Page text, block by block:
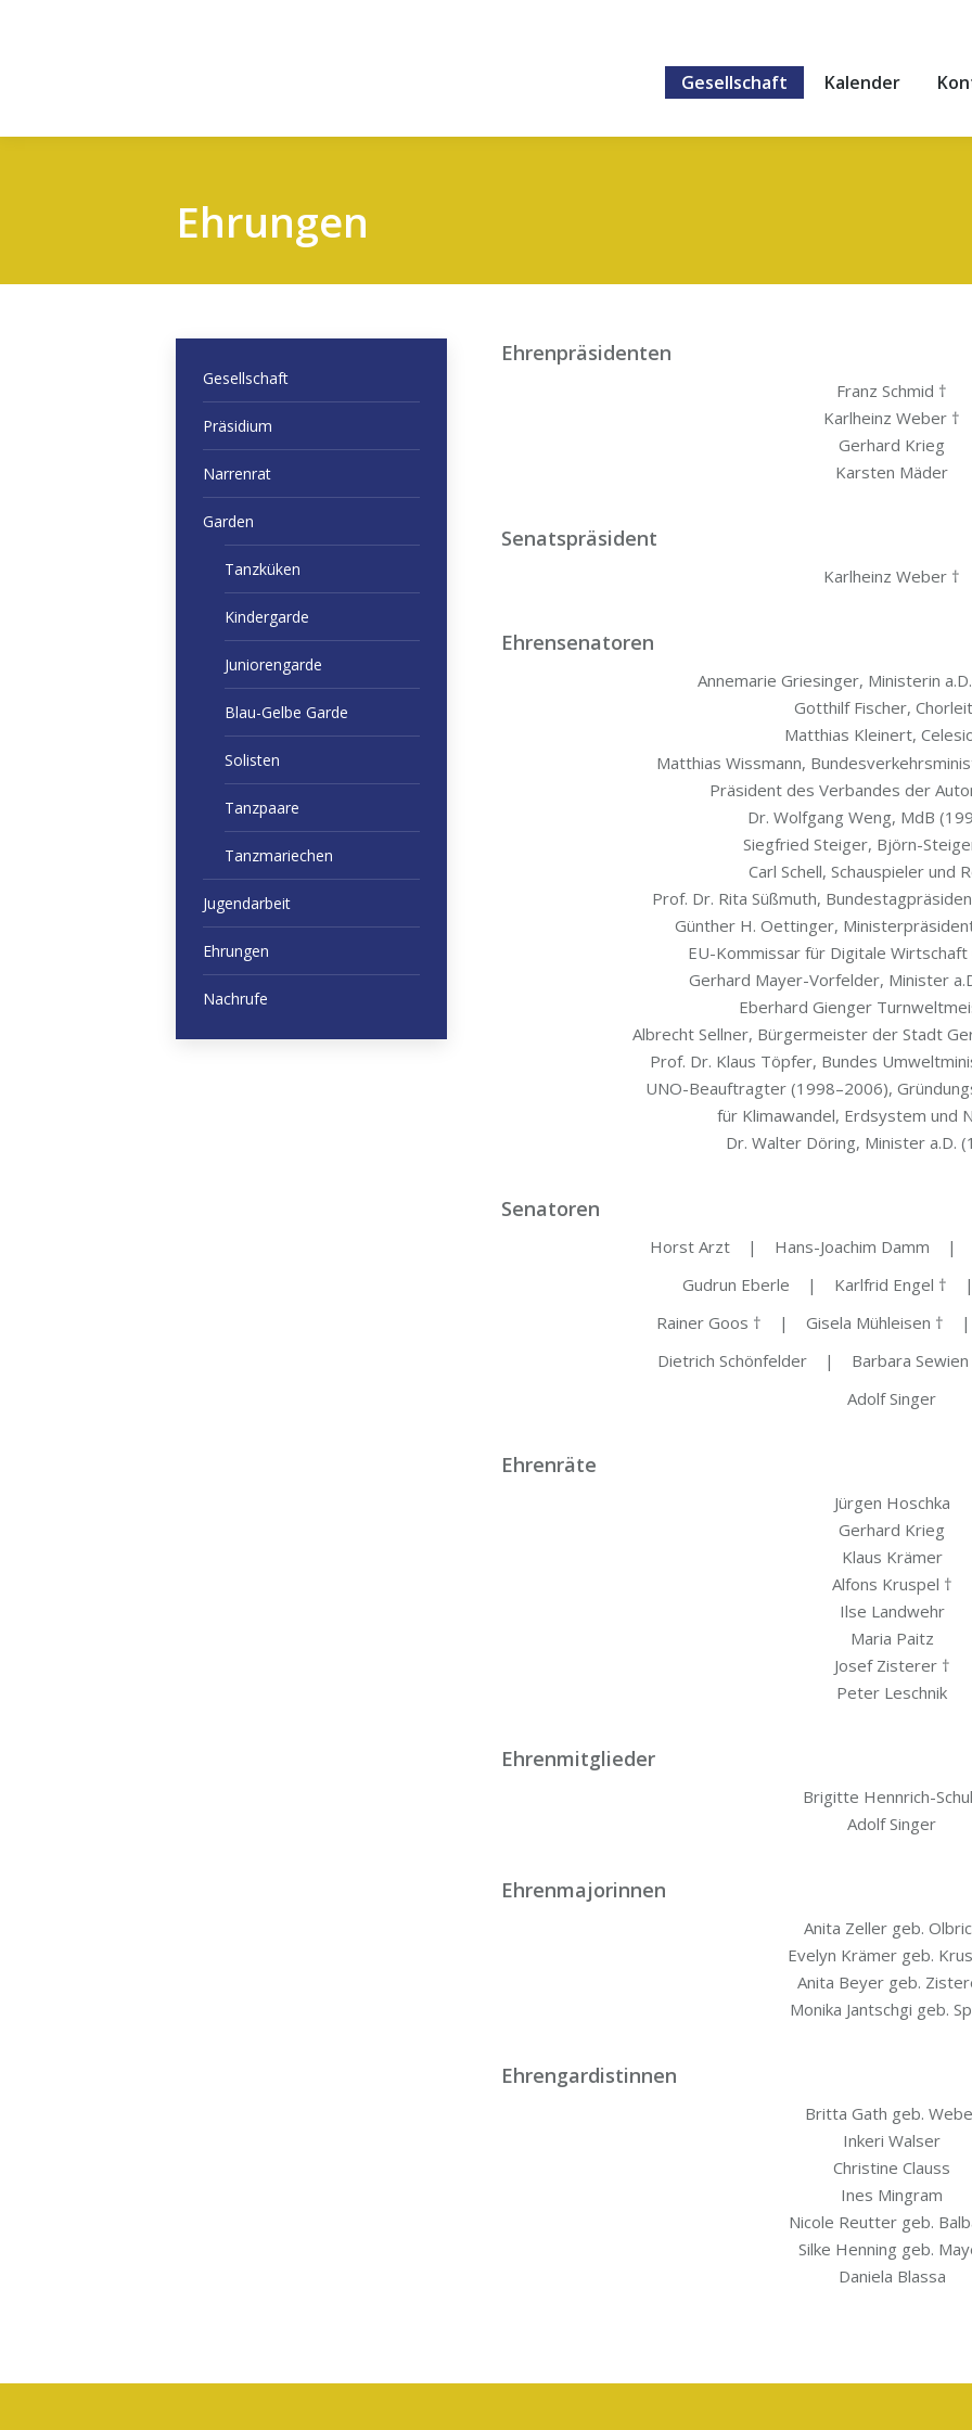
Gesellschaft Kalender
Ehrungen
Ehrenpräsidenten
Franz Schmid †
Karl­heinz Weber †
Ger­hard Krieg
Kars­ten Mäder
Senatspräsident
Karl­heinz Weber †
Ehrensenatoren
Anne­ma­rie Grie­sin­ger, Minis­te­rin
Gott­hilf Fischer,
Mat­thi­as Klei­nert,
Mat­thi­as Wiss­mann,
Prä­si­dent des Ver­ban­des der
Dr. Wolf­gang Weng, MdB
Sieg­fried Stei­ger, Björn-
Carl Schell, Schau­spie­ler und
Prof. Dr. Rita Süß­muth,
Gün­ther H. Oet­tin­ger,
EU-Kom­mis­sar für Digi­ta­le
Ger­hard May­er-Vor­fel­der, Minis­ter
Eber­hard Gien­ger
Albrecht Sell­ner, Bür­ger­meis­ter der Stadt
Prof. Dr. Klaus Töp­fer, Bun­des
UNO-Beauf­trag­ter (1998–2006),
für Kli­ma­wan­del, Erd­sys­tem und
Dr. Wal­ter Döring, Minis­ter a.D.
Senatoren
Horst Arzt | Hans-Joa­chim Damm |
Gud­run Eber­le | Karl­frid Engel † |
Rai­ner Goos † | Gise­la Mühl­ei­sen †
Diet­rich Schön­fel­der | Bar­ba­ra
Adolf Sin­ger
Ehrenräte
Jür­gen Hoschka
Ger­hard Krieg
Klaus Krämer
Alfons Kruspel †
Ilse Landwehr
Maria Paitz
Josef Zisterer †
Peter Leschnik
Ehrenmitglieder
Bri­git­te Hennrich-
Adolf Singer
Ehrenmajorinnen
Ani­ta Zel­ler geb.
Eve­lyn Krä­mer geb.
Ani­ta Bey­er geb.
Moni­ka Jantsch­gi geb.
Ehrengardistinnen
Brit­ta Gath geb.
Inke­ri Walser
Chris­ti­ne Clauss
Ines Mingram
Nico­le Reut­ter geb.
Sil­ke Hen­ning geb.
Danie­la Blassa
Gesellschaft
Präsidium
Narrenrat
Garden
Tanzküken
Kindergarde
Juniorengarde
Blau-Gelbe Garde
Solisten
Tanzpaare
Tanzmariechen
Jugendarbeit
Ehrungen
Nachrufe